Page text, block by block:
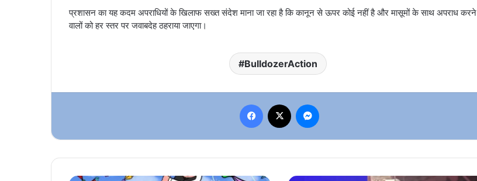
प्रशासन का यह कदम अपराधियों के खिलाफ सख्त संदेश माना जा रहा है कि कानून से ऊपर कोई नहीं है और मासूमों के साथ अपराध करने
वालों को हर स्तर पर जवाबदेह ठहराया जाएगा।
BulldozerAction
Facebook